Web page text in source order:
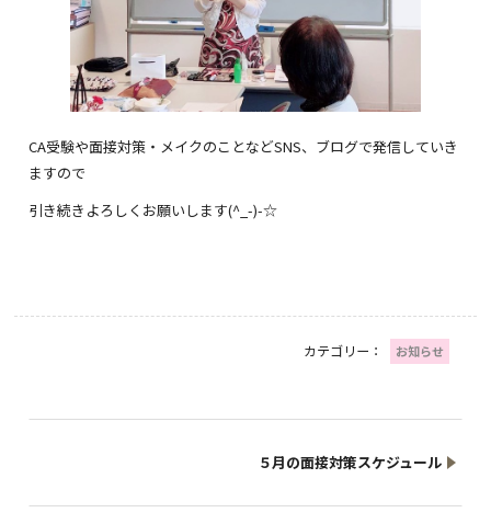
CA受験や面接対策・メイクのことなどSNS、ブログで発信していき
ますので
引き続きよろしくお願いします(^_-)-☆
カテゴリー： お知らせ
５月の面接対策スケジュール